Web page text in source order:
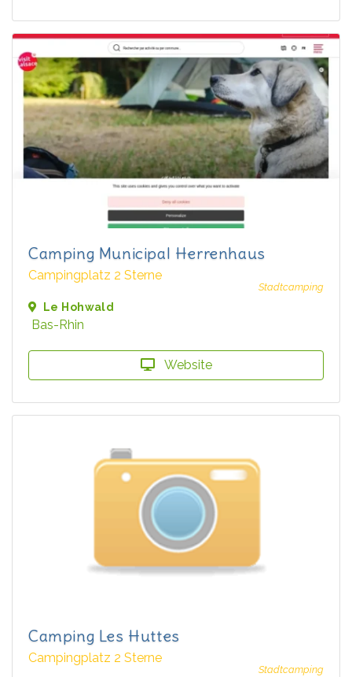
Camping Municipal Herrenhaus
Campingplatz 2 Sterne
Stadtcamping
Le Hohwald
Bas-Rhin
Website
Camping Les Huttes
Campingplatz 2 Sterne
Stadtcamping